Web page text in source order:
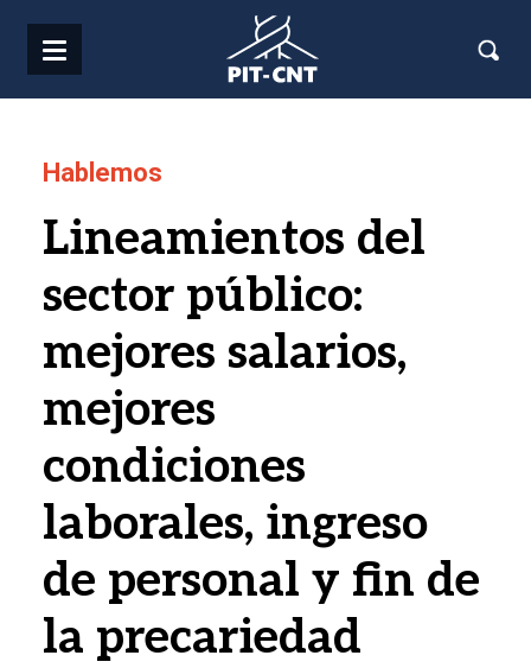
Hablemos
Lineamientos del
sector público:
mejores salarios,
mejores
condiciones
laborales, ingreso
de personal y fin de
la precariedad